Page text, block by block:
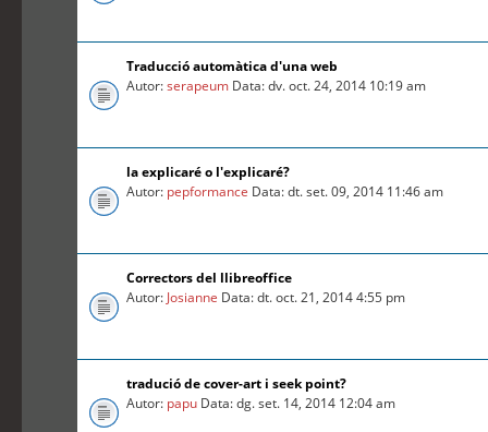
Traducció automàtica d'una web
Autor:serapeum Data: dv. oct. 24, 2014 10:19 am
la explicaré o l'explicaré?
Autor: pepformance Data: dt. set. 09, 2014 11:46 am
Correctors del llibreoffice
Autor: Josianne Data: dt. oct. 21, 2014 4:55 pm
tradució de cover-art i seek point?
Autor: papu Data: dg. set. 14, 2014 12:04 am